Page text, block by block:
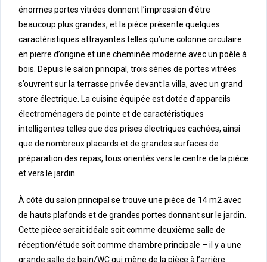
énormes portes vitrées donnent l’impression d’être
beaucoup plus grandes, et la pièce présente quelques
caractéristiques attrayantes telles qu’une colonne circulaire
en pierre d’origine et une cheminée moderne avec un poêle à
bois. Depuis le salon principal, trois séries de portes vitrées
s’ouvrent sur la terrasse privée devant la villa, avec un grand
store électrique. La cuisine équipée est dotée d’appareils
électroménagers de pointe et de caractéristiques
intelligentes telles que des prises électriques cachées, ainsi
que de nombreux placards et de grandes surfaces de
préparation des repas, tous orientés vers le centre de la pièce
et vers le jardin.
À côté du salon principal se trouve une pièce de 14 m2 avec
de hauts plafonds et de grandes portes donnant sur le jardin.
Cette pièce serait idéale soit comme deuxième salle de
réception/étude soit comme chambre principale – il y a une
grande salle de bain/WC qui mène de la pièce à l’arrière.